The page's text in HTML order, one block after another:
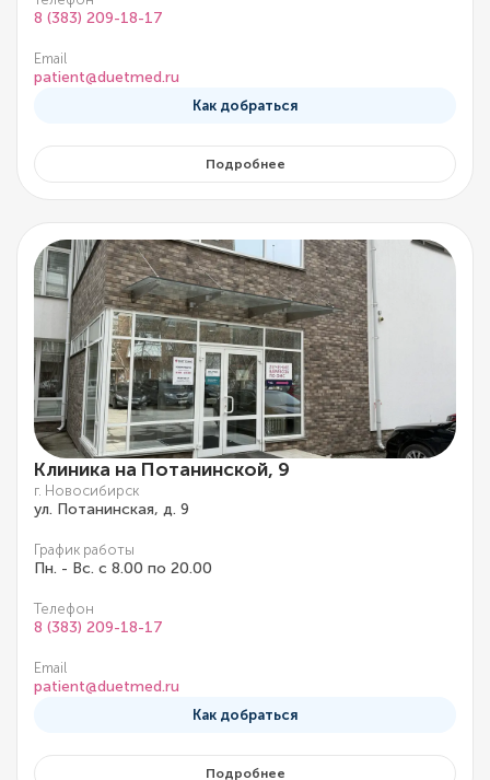
8 (383) 209-18-17
Email
patient@duetmed.ru
Как добраться
Подробнее
Клиника на Потанинской, 9
г. Новосибирск
ул. Потанинская, д. 9
График работы
Пн. - Вс. с 8.00 по 20.00
Телефон
8 (383) 209-18-17
Email
patient@duetmed.ru
Как добраться
Подробнее